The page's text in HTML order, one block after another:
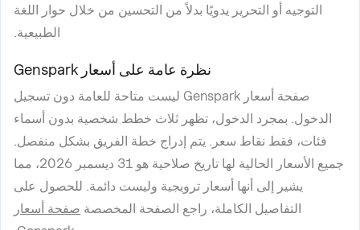
التوجيه أو التحرير يدويًا بدلاً من التحسين من خلال حوار اللغة
الطبيعية.
نظرة عامة على أسعار Genspark
صفحة أسعار Genspark ليست متاحة للعامة دون تسجيل
الدخول. بمجرد الدخول، تظهر ثلاث خطط شخصية بدون أسماء
فئات، فقط نقاط سعر. يتم إدراج خطة الفريق بشكل منفصل.
جميع الأسعار الحالية لها تاريخ صلاحية هو 31 ديسمبر 2026، مما
يشير إلى أنها أسعار ترويجية وليست دائمة. للحصول على
التفاصيل الكاملة، راجع الصفحة المخصصة صفحة أسعار